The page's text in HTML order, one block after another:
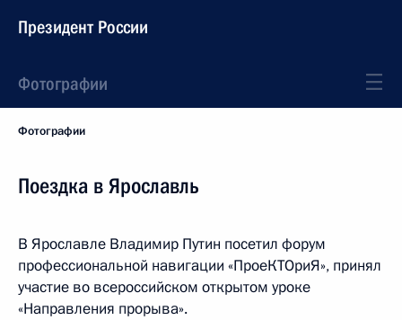
Президент России
Фотографии
Фотографии
Поездка в Ярославль
В Ярославле Владимир Путин посетил форум
профессиональной навигации «ПроеКТОриЯ», принял
участие во всероссийском открытом уроке
«Направления прорыва».